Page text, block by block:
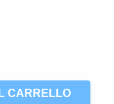
CARRELLO